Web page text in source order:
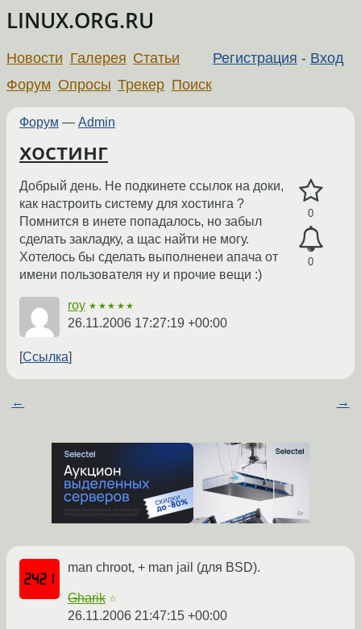
LINUX.ORG.RU
Регистрация - Вход
Новости Галерея Статьи
Форум Опросы Трекер Поиск
Форум — Admin
хостинг
0
0
Добрый день. Не подкинете ссылок на доки,
как настроить систему для хостинга ?
Помнится в инете попадалось, но забыл
сделать закладку, а щас найти не могу.
Хотелось бы сделать выполненеи апача от
имени пользователя ну и прочие вещи :)
roy ★★★★★
26.11.2006 17:27:19 +00:00
Ссылка
← →
man chroot, + man jail (для BSD).
Gharik ☆
26.11.2006 21:47:15 +00:00